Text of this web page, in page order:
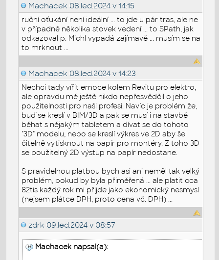
Machacek 08.led.2024 v 14:15
ruční oťukání není ideální ... to jde u pár tras, ale ne
v případně několika stovek vedení ... to SPath, jak
odkazoval p. Michl vypadá zajímavě ... musím se na
to mrknout ...
Machacek 08.led.2024 v 14:23
Nechci tady vířit emoce kolem Revitu pro elektro,
ale opravdu mě ještě nikdo nepřesvědčil o jeho
použitelnosti pro naši profesi. Navíc je problém že,
buď se kreslí v BIM/3D a pak se musí i na stavbě
běhat s nějakým tabletem a dívat se do tohoto
"3D" modelu, nebo se kreslí výkres ve 2D aby šel
čitelně vytisknout na papír pro montéry. Z toho 3D
se použitelný 2D výstup na papír nedostane.
S pravidelnou platbou bych asi ani neměl tak velký
problém, pokud by byla přiměřená ... ale platit cca
82tis každý rok mi přijde jako ekonomický nesmysl
(nejsem plátce DPH, proto cena vč. DPH) ...
zdrk 09.led.2024 v 08:57
Machacek napsal(a):